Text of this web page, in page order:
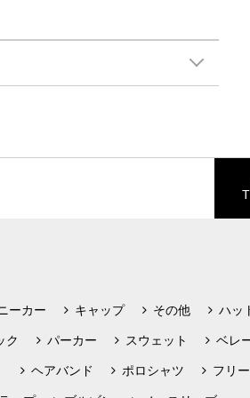
ーカー キャップ その他 ハッ
ク パーカー スウェット ベレ
ヘアバンド ポロシャツ フリ